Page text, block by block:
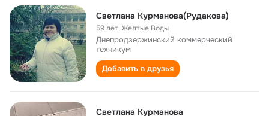
Светлана Курманова(Рудакова)
59 лет,Желтые Воды
Днепродзержинский коммерческий
техникум
Добавить в друзья
Светлана Курманова